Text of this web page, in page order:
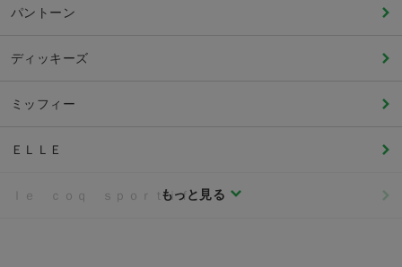
パントーン
ディッキーズ
ミッフィー
ＥＬＬＥ
ｌｅ ｃｏｑ ｓｐｏｒｔｉｆもっと見る